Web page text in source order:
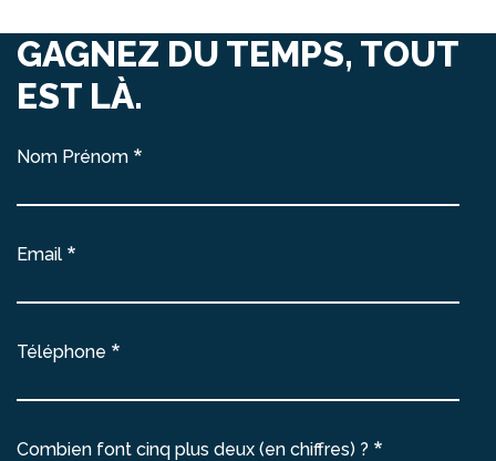
GAGNEZ DU TEMPS, TOUT
EST LÀ.
Nom Prénom
Email
Téléphone
Combien font cinq plus deux (en chiffres) ?